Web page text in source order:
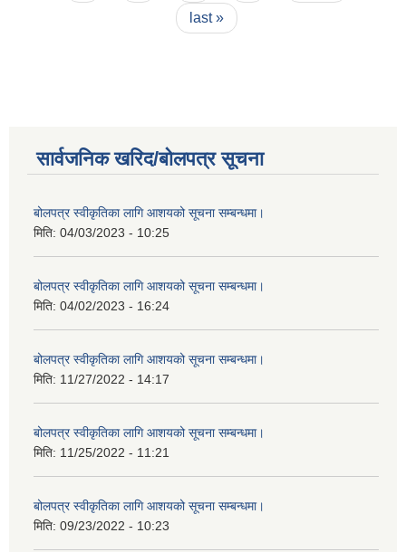
last »
सार्वजनिक खरिद/बोलपत्र सूचना
बोलपत्र स्वीकृतिका लागि आशयको सूचना सम्बन्धमा।
मिति: 04/03/2023 - 10:25
बोलपत्र स्वीकृतिका लागि आशयको सूचना सम्बन्धमा।
मिति: 04/02/2023 - 16:24
बोलपत्र स्वीकृतिका लागि आशयको सूचना सम्बन्धमा।
मिति: 11/27/2022 - 14:17
बोलपत्र स्वीकृतिका लागि आशयको सूचना सम्बन्धमा।
मिति: 11/25/2022 - 11:21
बोलपत्र स्वीकृतिका लागि आशयको सूचना सम्बन्धमा।
मिति: 09/23/2022 - 10:23